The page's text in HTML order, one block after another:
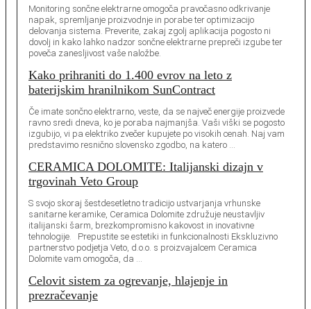
Monitoring sončne elektrarne omogoča pravočasno odkrivanje
napak, spremljanje proizvodnje in porabe ter optimizacijo
delovanja sistema. Preverite, zakaj zgolj aplikacija pogosto ni
dovolj in kako lahko nadzor sončne elektrarne prepreči izgube ter
poveča zanesljivost vaše naložbe.
Kako prihraniti do 1.400 evrov na leto z
baterijskim hranilnikom SunContract
Če imate sončno elektrarno, veste, da se največ energije proizvede
ravno sredi dneva, ko je poraba najmanjša. Vaši viški se pogosto
izgubijo, vi pa elektriko zvečer kupujete po visokih cenah. Naj vam
predstavimo resnično slovensko zgodbo, na katero …
CERAMICA DOLOMITE: Italijanski dizajn v
trgovinah Veto Group
S svojo skoraj šestdesetletno tradicijo ustvarjanja vrhunske
sanitarne keramike, Ceramica Dolomite združuje neustavljiv
italijanski šarm, brezkompromisno kakovost in inovativne
tehnologije. Prepustite se estetiki in funkcionalnosti Ekskluzivno
partnerstvo podjetja Veto, d.o.o. s proizvajalcem Ceramica
Dolomite vam omogoča, da …
Celovit sistem za ogrevanje, hlajenje in
prezračevanje